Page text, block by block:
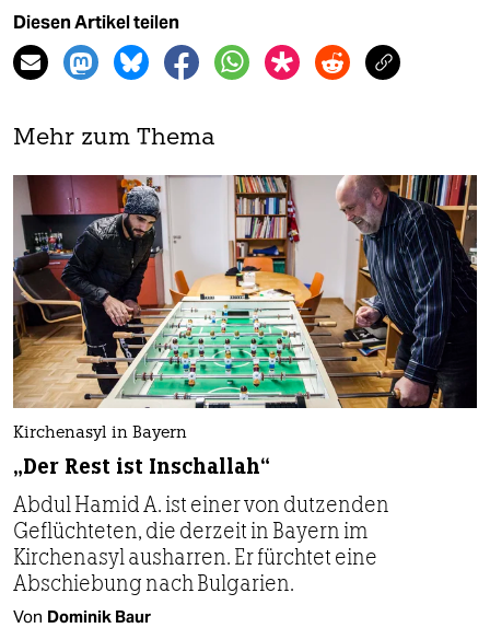
Diesen Artikel teilen
Mehr zum Thema
Kirchenasyl in Bayern
„Der Rest ist Inschallah“
Abdul Hamid A. ist einer von dutzenden
Geflüchteten, die derzeit in Bayern im
Kirchenasyl ausharren. Er fürchtet eine
Abschiebung nach Bulgarien.
Von Dominik Baur